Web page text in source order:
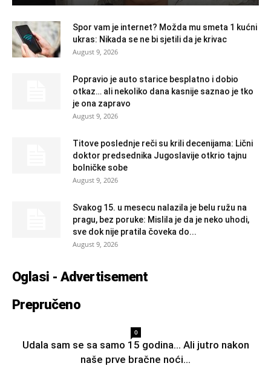
Spor vam je internet? Možda mu smeta 1 kućni
ukras: Nikada se ne bi sjetili da je krivac
August 9, 2026
Popravio je auto starice besplatno i dobio
otkaz… ali nekoliko dana kasnije saznao je tko
je ona zapravo
August 9, 2026
Titove poslednje reči su krili decenijama: Lični
doktor predsednika Jugoslavije otkrio tajnu
bolničke sobe
August 9, 2026
Svakog 15. u mesecu nalazila je belu ružu na
pragu, bez poruke: Mislila je da je neko uhodi,
sve dok nije pratila čoveka do...
August 9, 2026
Oglasi - Advertisement
Prepručeno
0
Udala sam se sa samo 15 godina… Ali jutro nakon
naše prve bračne noći...